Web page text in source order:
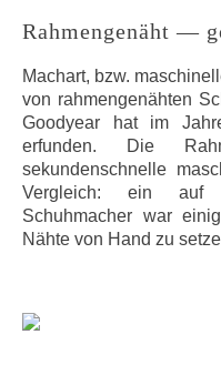
Rahmengenäht —
Machart, bzw.
von rahmengenähten
Goodyear hat im
erfunden. Die
sekundenschnelle
Vergleich: ein auf
Schuhmacher war
Nähte von Hand zu